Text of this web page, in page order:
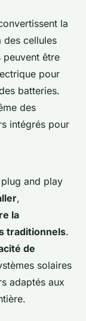
la
des cellules
être
pour
batteries.
des
intégrés pour
and play
,
la
traditionnels.
de
solaires
adaptés aux